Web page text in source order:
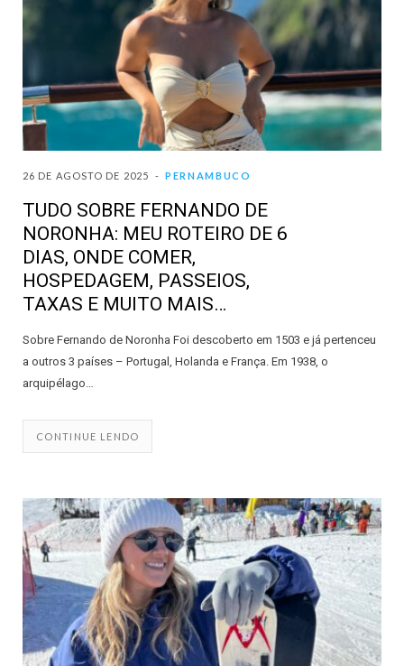
PERNAMBUCO
26 DE AGOSTO DE 2025
TUDO SOBRE FERNANDO DE
NORONHA: MEU ROTEIRO DE 6
DIAS, ONDE COMER,
HOSPEDAGEM, PASSEIOS,
TAXAS E MUITO MAIS…
Sobre Fernando de Noronha Foi descoberto em 1503 e já pertenceu
a outros 3 países – Portugal, Holanda e França. Em 1938, o
arquipélago…
CONTINUE LENDO